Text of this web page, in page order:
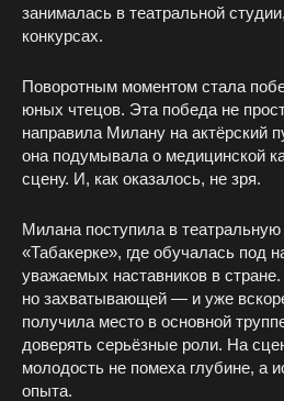
занималась в театральной
конкурсах.
Поворотным моментом стала
юных чтецов. Эта победа не
направила Милану на актёрский
она подумывала о медицинской
сцену. И, как оказалось, не зря.
Милана поступила в
«Табакерке», где обучалась под
уважаемых наставников в
но захватывающей — и уже
получила место в основной
доверять серьёзные роли. На
молодость не помеха глубине, а
опыта.